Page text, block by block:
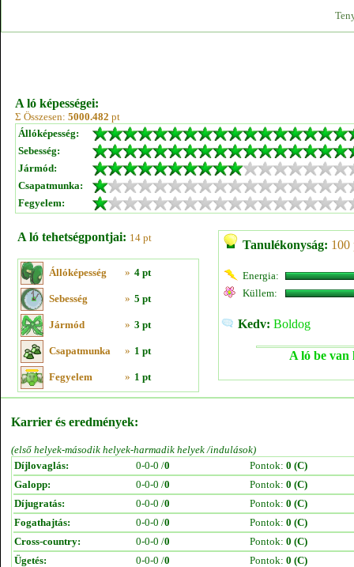
A ló képességei:
Σ Összesen: 5000.482 pt
Állóképesség:
Sebesség:
Jármód:
Csapatmunka:
Fegyelem:
A ló tehetségpontjai: 14 pt
Állóképesség » 4 pt
Sebesség » 5 pt
Jármód » 3 pt
Csapatmunka » 1 pt
Fegyelem » 1 pt
Tanulékonyság: 100
Energia:
Küllem:
Kedv: Boldog
A ló be van
Karrier és eredmények:
(első helyek-második helyek-harmadik helyek /indulások)
Díjlovaglás:
0-0-0 /0 Pontok: 0 (C)
Galopp:
0-0-0 /0 Pontok: 0 (C)
Díjugratás:
0-0-0 /0 Pontok: 0 (C)
Fogathajtás:
0-0-0 /0 Pontok: 0 (C)
Cross-country:
0-0-0 /0 Pontok: 0 (C)
Ügetés:
0-0-0 /0 Pontok: 0 (C)